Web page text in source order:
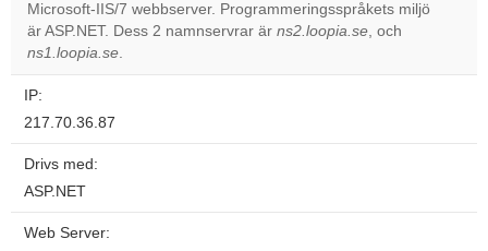
Do you
own this
Microsoft-IIS/7 webbserver. Programmeringsspråkets miljö
är ASP.NET. Dess 2 namnservrar är ns2.loopia.se, och
ns1.loopia.se.
IP:
217.70.36.87
Drivs med:
ASP.NET
Web Server: